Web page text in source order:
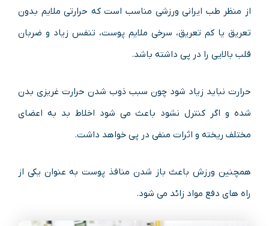
از منظر طب ایرانی ورزشی مناسب است که حرارتی ملایم بدون
تعریق یا کم تعریق، سرخی ملایم پوست، تنفس زیاد و ضربان
قلب بالایی را در پی داشته باشد.
حرارت نباید زیاد شود چون سبب ذوب شدن حرارت غریزی بدن
شده و اگر کنترل نشود باعث می شود اخلاط بد به اعضای
مختلف ریخته و اثرات منفی در پی خواهد داشت.
همچنین ورزش باعث باز شدن منافذ پوست به عنوان یکی از
راه های دفع مواد زائد می شود.